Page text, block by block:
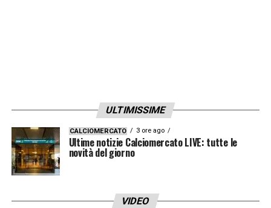
ULTIMISSIME
CALCIOMERCATO 3 ore ago
Ultime notizie Calciomercato LIVE: tutte le
novità del giorno
VIDEO